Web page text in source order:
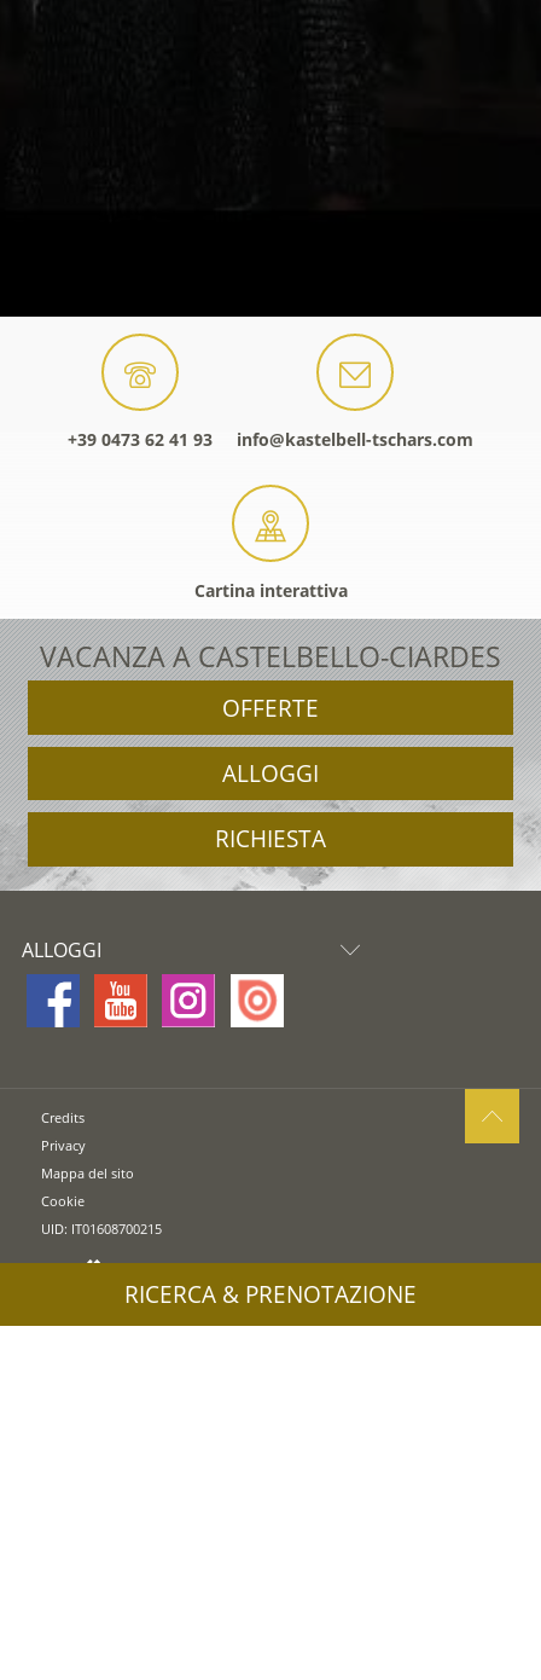
+39 0473 62 41 93 info@kastelbell-tschars.com
Cartina interattiva
VACANZA A CASTELBELLO-CIARDES
OFFERTE
ALLOGGI
RICHIESTA
ALLOGGI
Credits
Privacy
Mappa del sito
Cookie
UID: IT01608700215
RICERCA & PRENOTAZIONE